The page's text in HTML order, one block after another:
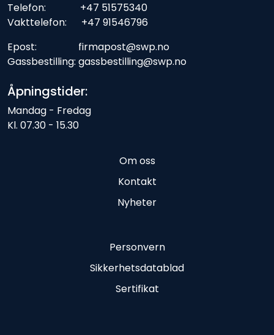
Telefon: +47 51575340
Vakttelefon: +47 91546796
Epost: firmapost@swp.no
Gassbestilling: gassbestilling@swp.no
Åpningstider:
Mandag - Fredag
Kl. 07.30 - 15.30
Om oss
Kontakt
Nyheter
Personvern
Sikkerhetsdatablad
Sertifikat